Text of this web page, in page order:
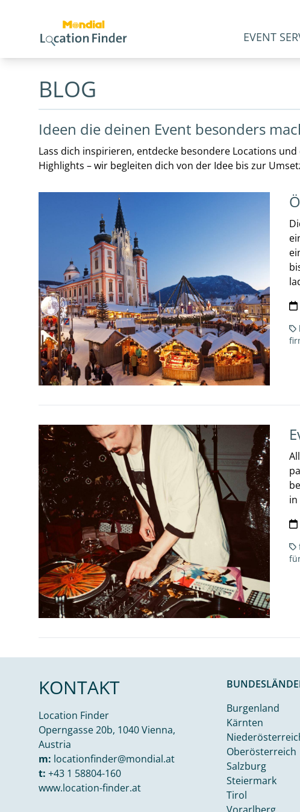
EVENT
BLOG
Ideen die deinen Event besonders
Lass dich inspirieren, entdecke besondere Locations
Highlights – wir begleiten dich von der Idee bis zur
in
KONTAKT
Location Finder
Operngasse 20b, 1040 Vienna,
Austria
m: locationfinder@mondial.at
t: +43 1 58804-160
www.location-finder.at
Burgenland
Kärnten
Oberösterreich
Salzburg
Steiermark
Tirol